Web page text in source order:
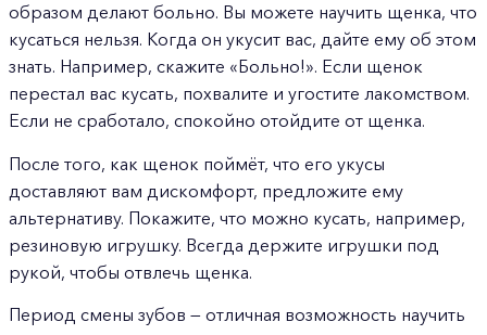
образом делают больно. Вы можете научить щенка, что
кусаться нельзя. Когда он укусит вас, дайте ему об этом
знать. Например, скажите «Больно!». Если щенок
перестал вас кусать, похвалите и угостите лакомством.
Если не сработало, спокойно отойдите от щенка.
После того, как щенок поймёт, что его укусы
доставляют вам дискомфорт, предложите ему
альтернативу. Покажите, что можно кусать, например,
резиновую игрушку. Всегда держите игрушки под
рукой, чтобы отвлечь щенка.
Период смены зубов — отличная возможность научить